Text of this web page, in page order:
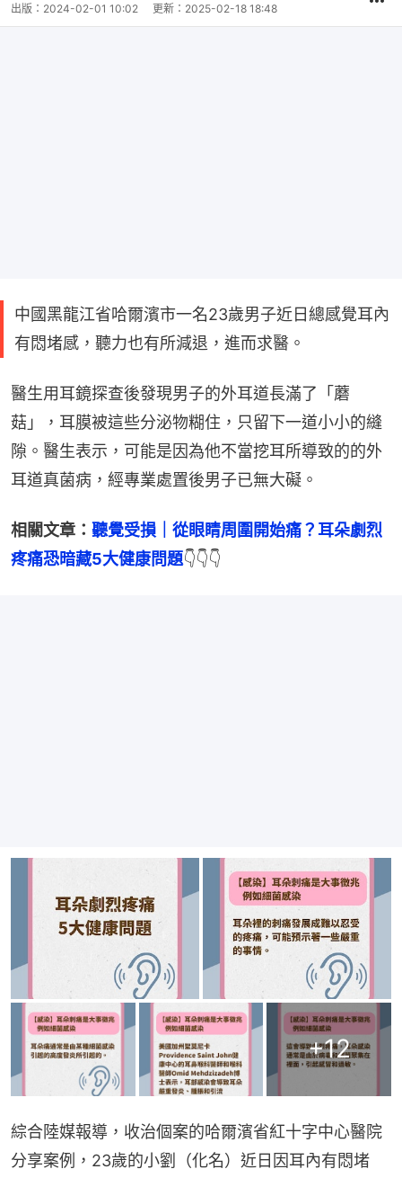
出版： 2024-02-01 10:02 更新： 2025-02-18 18:48
中國黑龍江省哈爾濱市一名23歲男子近日總感覺耳內
有悶堵感，聽力也有所減退，進而求醫。
醫生用耳鏡探查後發現男子的外耳道長滿了「蘑
菇」，耳膜被這些分泌物糊住，只留下一道小小的縫
隙。醫生表示，可能是因為他不當挖耳所導致的的外
耳道真菌病，經專業處置後男子已無大礙。
相關文章： 聽覺受損｜從眼睛周圍開始痛？耳朵劇烈
疼痛恐暗藏5大健康問題👇👇👇
+12
綜合陸媒報導，收治個案的哈爾濱省紅十字中心醫院
分享案例，23歲的小劉（化名）近日因耳內有悶堵